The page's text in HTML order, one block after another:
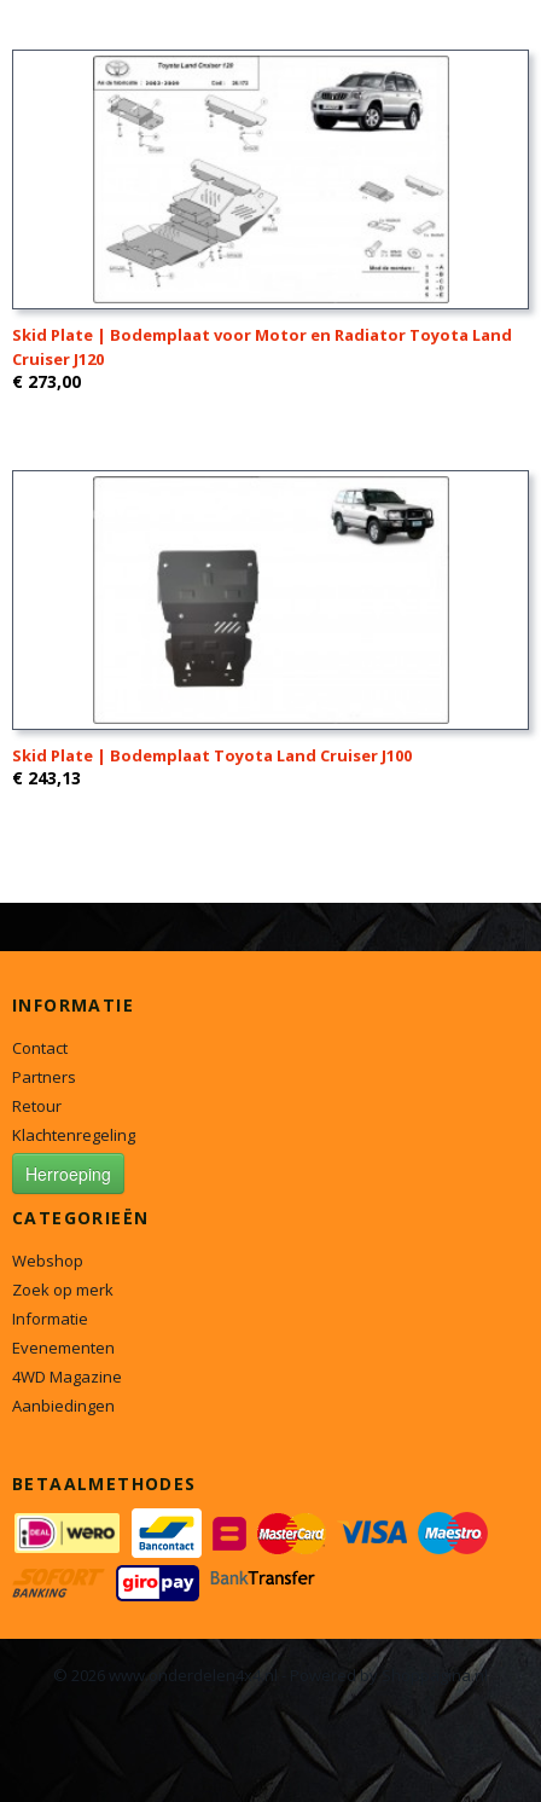
Skid Plate | Bodemplaat voor Motor en Radiator Toyota Land
Cruiser J120
€ 273,00
Skid Plate | Bodemplaat Toyota Land Cruiser J100
€ 243,13
INFORMATIE
Contact
Partners
Retour
Klachtenregeling
Herroeping
CATEGORIEËN
Webshop
Zoek op merk
Informatie
Evenementen
4WD Magazine
Aanbiedingen
BETAALMETHODES
© 2026 www.onderdelen4x4.nl - Powered by Shoppagina.nl